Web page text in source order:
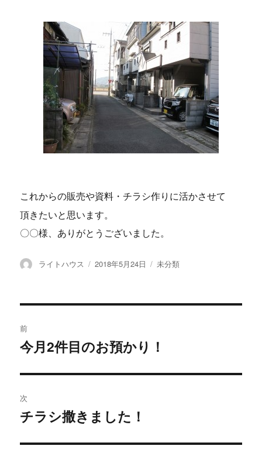
これからの販売や資料・チラシ作りに活かさせて
頂きたいと思います。
〇〇様、ありがとうございました。
投
ライトハウス
投
2018年5月24日
カ
未分類
稿
ビ
ゲ
ー
前
過
の
投
稿:
今月2件目のお預かり！
次
次
投
チラシ撒きました！